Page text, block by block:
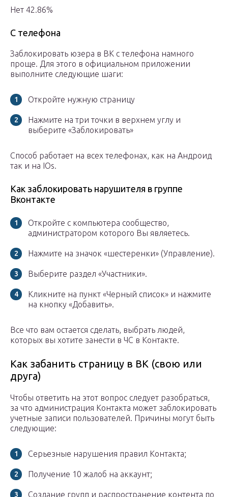
Нет 42.86%
С телефона
Заблокировать юзера в ВК с телефона намного
проще. Для этого в официальном приложении
выполните следующие шаги:
Откройте нужную страницу
Нажмите на три точки в верхнем углу и
выберите «Заблокировать»
Способ работает на всех телефонах, как на Андроид
так и на IOs.
Как заблокировать нарушителя в группе
Вконтакте
Откройте с компьютера сообщество,
администратором которого Вы являетесь.
Нажмите на значок «шестеренки» (Управление).
Выберите раздел «Участники».
Кликните на пункт «Черный список» и нажмите
на кнопку «Добавить».
Все что вам остается сделать, выбрать людей,
которых вы хотите занести в ЧС в Контакте.
Как забанить страницу в ВК (свою или
друга)
Чтобы ответить на этот вопрос следует разобраться,
за что администрация Контакта может заблокировать
учетные записи пользователей. Причины могут быть
следующие:
Серьезные нарушения правил Контакта;
Получение 10 жалоб на аккаунт;
Создание групп и распространение контента по